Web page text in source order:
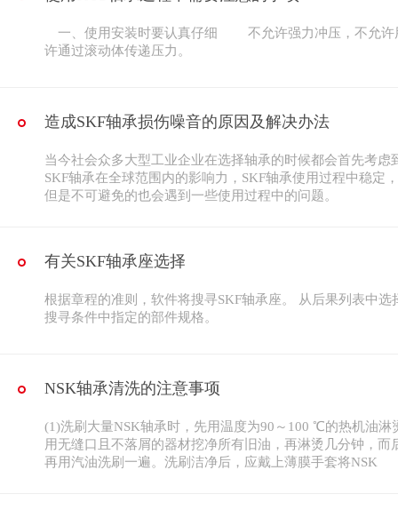
一、使用安装时要认真仔细 不允许强力冲压，不允许
许通过滚动体传递压力。
造成SKF轴承损伤噪音的原因及解决办法
当今社会众多大型工业企业在选择轴承的时候都会首先考虑
SKF轴承在全球范围内的影响力，SKF轴承使用过程中稳定
但是不可避免的也会遇到一些使用过程中的问题。
有关SKF轴承座选择
根据章程的准则，软件将搜寻SKF轴承座。 从后果列表中
搜寻条件中指定的部件规格。
NSK轴承清洗的注意事项
(1)洗刷大量NSK轴承时，先用温度为90～100 ℃的热机油淋
用无缝口且不落屑的器材挖净所有旧油，再淋烫几分钟，而
再用汽油洗刷一遍。洗刷洁净后，应戴上薄膜手套将NSK